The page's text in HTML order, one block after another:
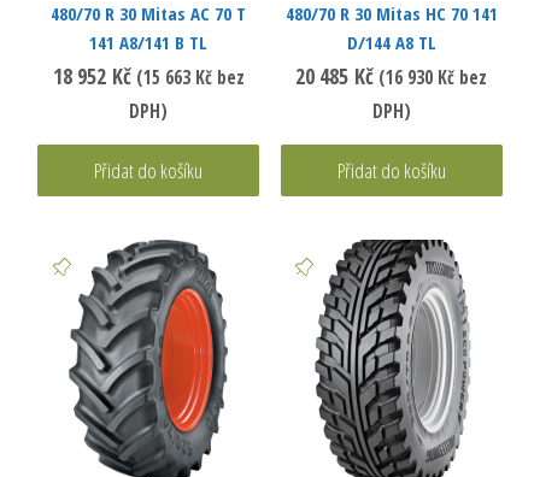
480/70 R 30 Mitas AC 70 T
141 A8/141 B TL
18 952 Kč (15 663 Kčbez
DPH)
Přidat do košíku
480/70 R 30 Mitas HC 70 141
D/144 A8 TL
20 485 Kč (16 930 Kč bez
DPH)
Přidat do košíku